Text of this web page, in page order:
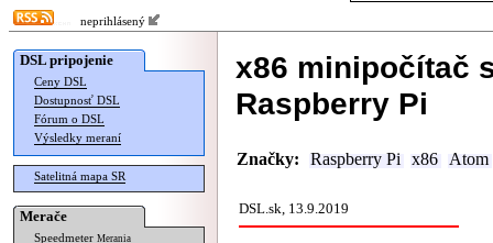
neprihlásený
DSL pripojenie
Ceny DSL
Dostupnosť DSL
Fórum o DSL
Výsledky meraní
Satelitná mapa SR
Merače
Speedmeter Merania
x86 minipočítač
Raspberry Pi
Značky: Raspberry Pi x86 Atom
DSL.sk, 13.9.2019